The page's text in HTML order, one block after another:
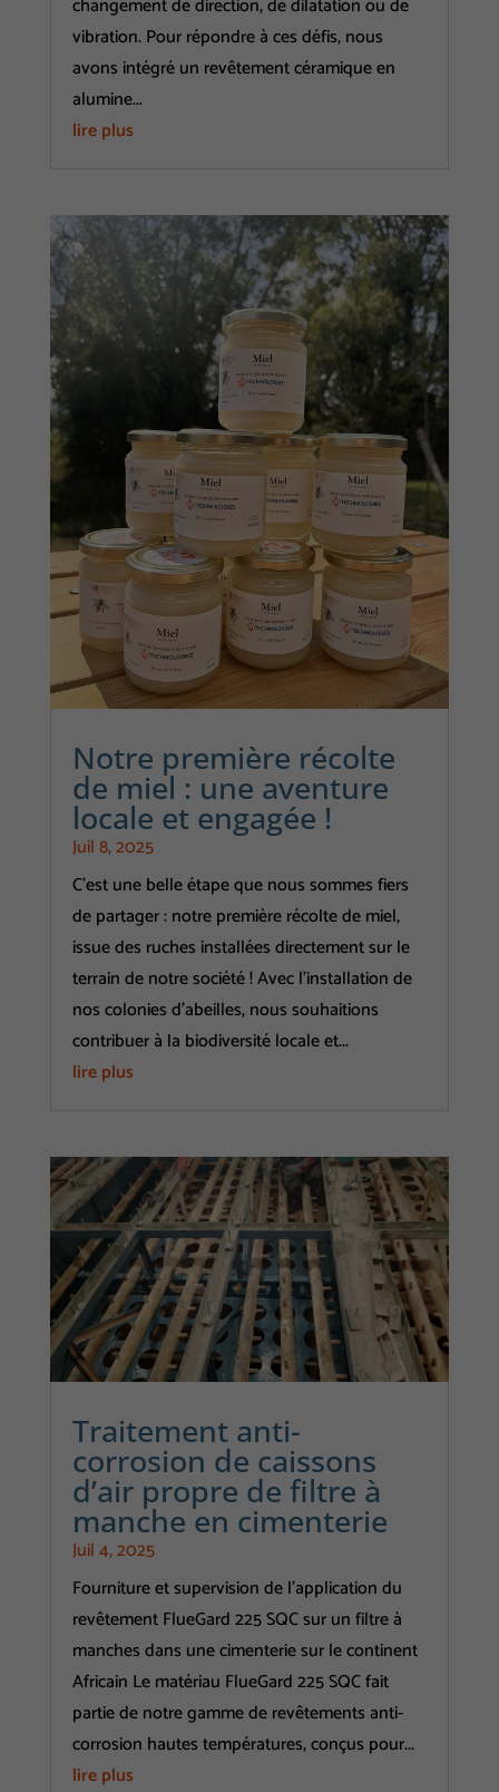
changement de direction, de dilatation ou de
vibration. Pour répondre à ces défis, nous
avons intégré un revêtement céramique en
alumine...
lire plus
Notre première récolte
de miel : une aventure
locale et engagée !
Juil 8, 2025
C’est une belle étape que nous sommes fiers
de partager : notre première récolte de miel,
issue des ruches installées directement sur le
terrain de notre société ! Avec l’installation de
nos colonies d’abeilles, nous souhaitions
contribuer à la biodiversité locale et...
lire plus
Traitement anti-
corrosion de caissons
d’air propre de filtre à
manche en cimenterie
Juil 4, 2025
Fourniture et supervision de l’application du
revêtement FlueGard 225 SQC sur un filtre à
manches dans une cimenterie sur le continent
Africain Le matériau FlueGard 225 SQC fait
partie de notre gamme de revêtements anti-
corrosion hautes températures, conçus pour...
lire plus